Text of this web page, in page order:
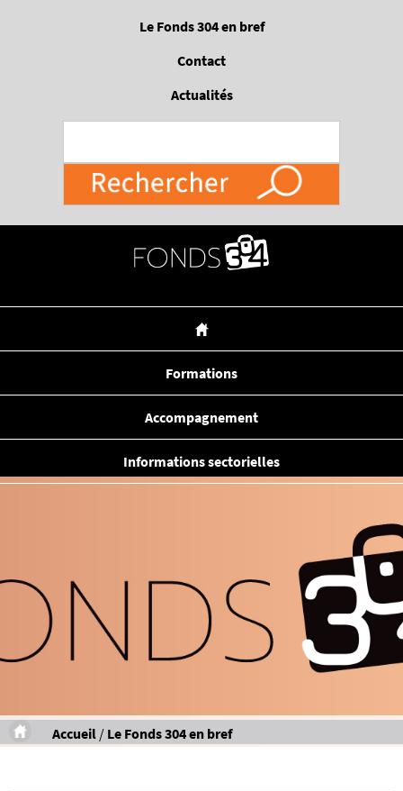
Le Fonds 304 en bref
Contact
Actualités
Formations
Accompagnement
Informations sectorielles
Accueil / Le Fonds 304 en bref